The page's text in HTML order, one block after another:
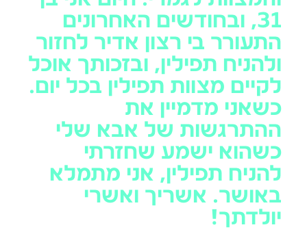
31, ובחודשים האחרונים
התעורר בי רצון אדיר לחזור
ולהניח תפילין, ובזכותך אוכל
לקיים מצוות תפילין בכל יום.
כשאני מדמיין את
ההתרגשות של אבא שלי
כשהוא ישמע שחזרתי
להניח תפילין, אני מתמלא
באושר. אשריך ואשרי
יולדתך!